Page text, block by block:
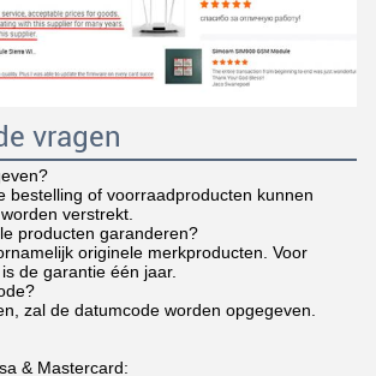
vragen
bestelling of voorraadproducten kunnen
verstrekt.
producten garanderen?
originele merkproducten. Voor
de garantie één jaar.
zal de datumcode worden opgegeven.
& Mastercard: